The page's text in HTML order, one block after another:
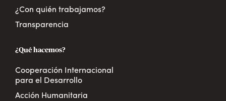
¿Con quién trabajamos?
Transparencia
¿Qué hacemos?
Cooperación Internacional
para el Desarrollo
Acción Humanitaria